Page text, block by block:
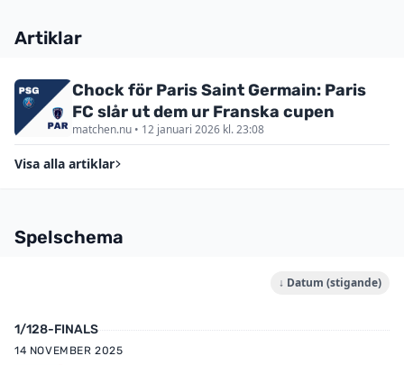
Artiklar
Chock för Paris Saint Germain: Paris
FC slår ut dem ur Franska cupen
matchen.nu • 12 januari 2026 kl. 23:08
Visa alla artiklar
Spelschema
↓ Datum (stigande)
1/128-FINALS
14 NOVEMBER 2025